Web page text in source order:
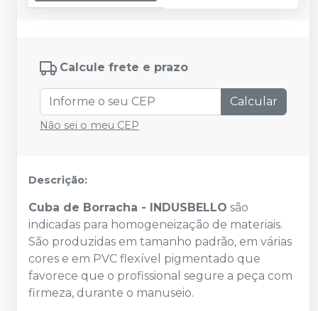
Calcule frete e prazo
Calcular
Não sei o meu CEP
Descrição:
Cuba de Borracha - INDUSBELLO são
indicadas para homogeneização de materiais.
São produzidas em tamanho padrão, em várias
cores e em PVC flexível pigmentado que
favorece que o profissional segure a peça com
firmeza, durante o manuseio.